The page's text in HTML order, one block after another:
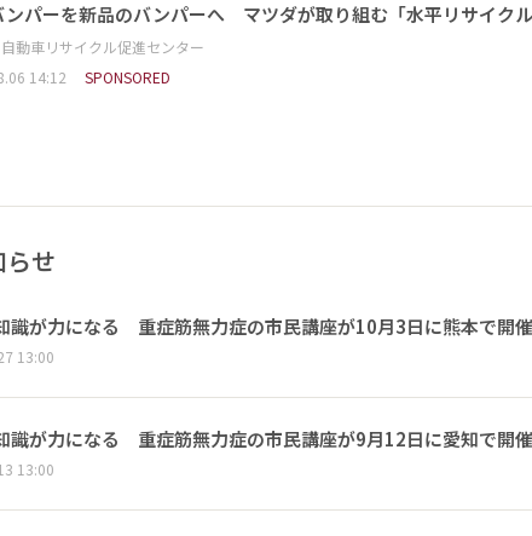
ンパーを新品のバンパーへ マツダが取り組む「水平リサイクル
自動車リサイクル促進センター
14:12
SPONSORED
せ
識が力になる 重症筋無力症の市民講座が10月3日に熊本で開催
13:00
識が力になる 重症筋無力症の市民講座が9月12日に愛知で開催
13:00